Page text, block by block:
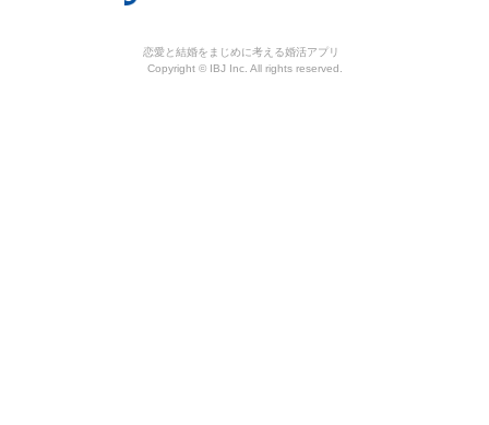
恋愛と結婚をまじめに考える婚活アプリ
Copyright © IBJ Inc. All rights reserved.